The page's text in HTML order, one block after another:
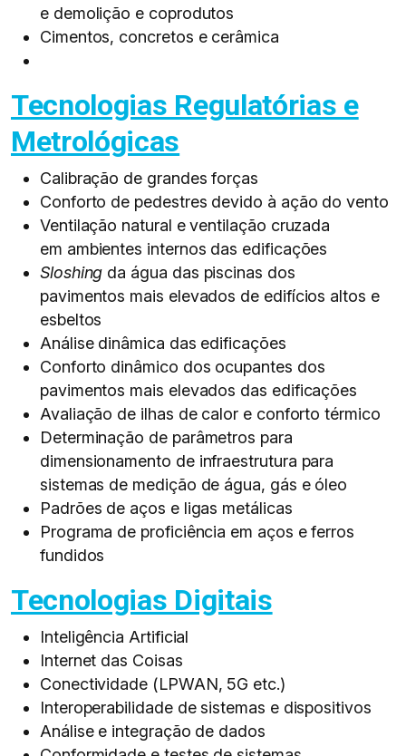
e demolição e coprodutos​
Cimentos, concretos e cerâmica​
Tecnologias Regulatórias e
Metrológicas
Calibração de grandes forças​
Conforto de pedestres devido à ação do vento​
Ventilação natural e ventilação cruzada
em ambientes internos das edificações​
Sloshing da água das piscinas dos
pavimentos mais elevados de edifícios altos e
esbeltos​
Análise dinâmica das edificações​
Conforto dinâmico dos ocupantes dos
pavimentos mais elevados das edificações​
Avaliação de ilhas de calor e conforto térmico​
Determinação de parâmetros para
dimensionamento de infraestrutura para
sistemas de medição de água, gás e óleo​
Padrões de aços e ligas metálicas​
Programa de proficiência em aços e ferros
fundidos​
Tecnologias Digitais
Inteligência Artificial​
Internet das Coisas​
Conectividade (LPWAN, 5G etc.)​
Interoperabilidade ​de sistemas e dispositivos​
Análise e integração de dados​